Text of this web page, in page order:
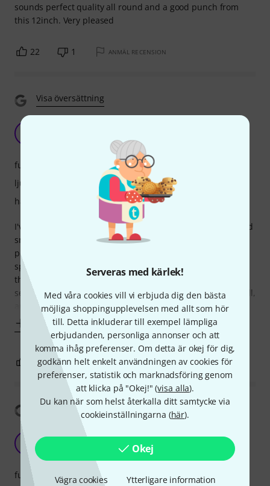
Serveras med kärlek!
Med våra cookies vill vi erbjuda dig den bästa
möjliga shoppingupplevelsen med allt som hör
till. Detta inkluderar till exempel lämpliga
erbjudanden, personliga annonser och att
komma ihåg preferenser. Om detta är okej för dig,
godkänn helt enkelt användningen av cookies för
preferenser, statistik och marknadsföring genom
att klicka på "Okej!" (visa alla).
Du kan när som helst återkalla ditt samtycke via
cookieinställningarna (här).
Okej
Vägra cookies Ytterligare information
sounds perfect quality all round and a good punch from
this 12inch. Very pleased
22 1 ANMÄL RECENSION
Visa översättning
PA Spender 09.06.2026
I've been using the EV ZLX 12P G2 for live performances and
small events, and I'm very impressed. The sound is clear,
powerful, and well-balanced, with excellent bass for a
speaker of this size. The DSP presets are easy to use, and
the Bluetooth connectivity is a great addition for quick
setup. It's lightweight, portable, and feels very solid. Overall,
an excellent
Visa mer
funktioner
ljud
hantverkskvalitet
0 ANMÄL RECENSION
Visa översättning
The best speaker in the category
SHAY.G 24.07.2025
funktioner